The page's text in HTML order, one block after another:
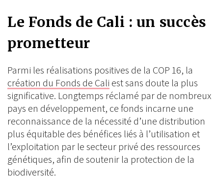
Le Fonds de Cali : un succès
prometteur
Parmi les réalisations positives de la COP 16, la
création du Fonds de Cali est sans doute la plus
significative. Longtemps réclamé par de nombreux
pays en développement, ce fonds incarne une
reconnaissance de la nécessité d’une distribution
plus équitable des bénéfices liés à l’utilisation et
l’exploitation par le secteur privé des ressources
génétiques, afin de soutenir la protection de la
biodiversité.